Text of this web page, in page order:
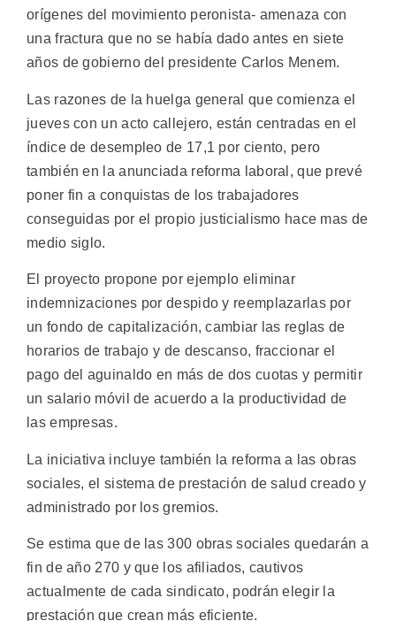
orígenes del movimiento peronista- amenaza con
una fractura que no se había dado antes en siete
años de gobierno del presidente Carlos Menem.
Las razones de la huelga general que comienza el
jueves con un acto callejero, están centradas en el
índice de desempleo de 17,1 por ciento, pero
también en la anunciada reforma laboral, que prevé
poner fin a conquistas de los trabajadores
conseguidas por el propio justicialismo hace mas de
medio siglo.
El proyecto propone por ejemplo eliminar
indemnizaciones por despido y reemplazarlas por
un fondo de capitalización, cambiar las reglas de
horarios de trabajo y de descanso, fraccionar el
pago del aguinaldo en más de dos cuotas y permitir
un salario móvil de acuerdo a la productividad de
las empresas.
La iniciativa incluye también la reforma a las obras
sociales, el sistema de prestación de salud creado y
administrado por los gremios.
Se estima que de las 300 obras sociales quedarán a
fin de año 270 y que los afiliados, cautivos
actualmente de cada sindicato, podrán elegir la
prestación que crean más eficiente.